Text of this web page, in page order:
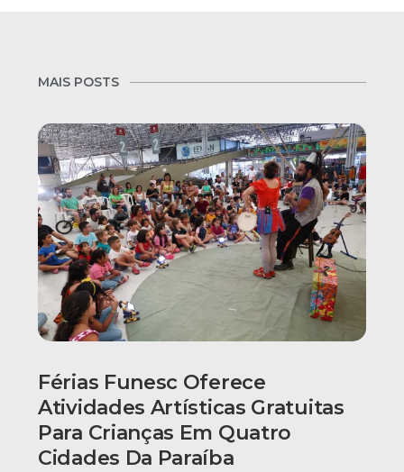
MAIS POSTS
Férias Funesc Oferece
Atividades Artísticas Gratuitas
Para Crianças Em Quatro
Cidades Da Paraíba